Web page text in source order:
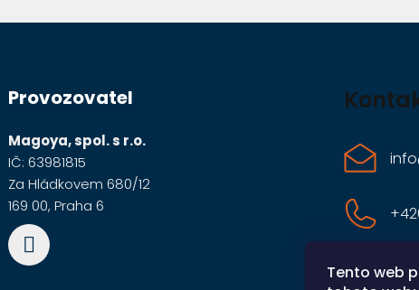
Tento web
p
a
t
í
Provozovatel
Magoya, spol. s r.o.
IČ: 63981815
Za Hládkovem 680/12
169 00, Praha 6
info